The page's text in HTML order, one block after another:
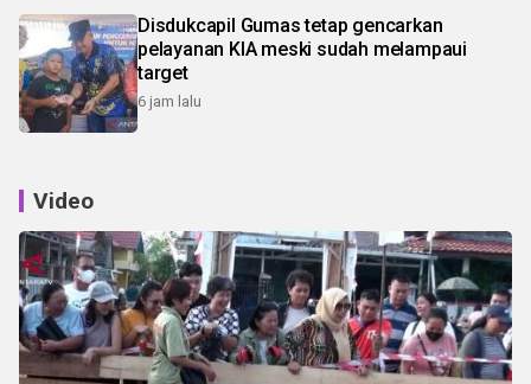
Disdukcapil Gumas tetap gencarkan
pelayanan KIA meski sudah melampaui
target
6 jam lalu
Video